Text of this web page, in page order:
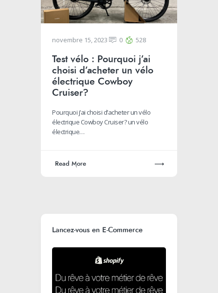
novembre 15, 2023 0 528
Test vélo : Pourquoi j’ai
choisi d’acheter un vélo
électrique Cowboy
Cruiser?
Pourquoi j’ai choisi d’acheter un vélo
électrique Cowboy Cruiser? un vélo
électrique…
Read More
Lancez-vous en E-Commerce